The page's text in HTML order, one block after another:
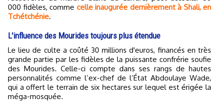
000 fidèles, comme celle inaugurée dernièrement à Shali, en
Tchétchénie.
L'influence des Mourides toujours plus étendue
Le lieu de culte a coûté 30 millions d'euros, financés en très
grande partie par les fidèles de la puissante confrérie soufie
des Mourides. Celle-ci compte dans ses rangs de hautes
personnalités comme l’ex-chef de l’État Abdoulaye Wade,
qui a offert le terrain de six hectares sur lequel est érigée la
méga-mosquée.